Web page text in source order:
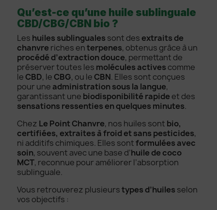
Qu’est-ce qu’une huile sublinguale
CBD/CBG/CBN bio ?
Les huiles sublinguales sont des extraits de
chanvre riches enterpenes, obtenus grâce à un
procédé d’extraction douce, permettant de
préserver toutes les molécules actives comme
le CBD, le CBG, ou le CBN. Elles sont conçues
pour une administration sous la langue,
garantissant une biodisponibilité rapide et des
sensations ressenties en quelques minutes.
Chez Le Point Chanvre, nos huiles sont bio,
certifiées, extraites à froid et sans pesticides,
ni additifs chimiques. Elles sontformulées avec
soin, souvent avec une base d’huile de coco
MCT, reconnue pour améliorer l’absorption
sublinguale.
Vous retrouverez plusieurstypes d’huiles selon
vos objectifs :